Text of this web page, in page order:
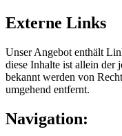
Externe Links
Unser Angebot enthält
diese Inhalte ist allein
bekannt werden von
umgehend entfernt.
Navigation: